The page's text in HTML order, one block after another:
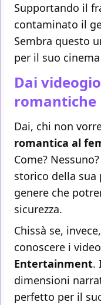
Supportando il
contaminato il
Sembra questo
per il suo
Dai
romantiche
Dai, chi non
romantica al
Come?
storico della sua
genere che
sicurezza.
Chissà se,
conoscere i
Entertainment.
dimensioni
perfetto per il